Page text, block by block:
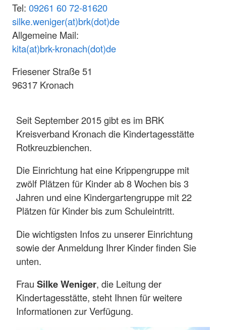
Tel: 09261 60 72-81620
silke.weniger(at)brk(dot)de
Allgemeine Mail:
kita(at)brk-kronach(dot)de
Friesener Straße 51
96317 Kronach
Seit September 2015 gibt es im BRK
Kreisverband Kronach die Kindertagesstätte
Rotkreuzbienchen.
Die Einrichtung hat eine Krippengruppe mit
zwölf Plätzen für Kinder ab 8 Wochen bis 3
Jahren und eine Kindergartengruppe mit 22
Plätzen für Kinder bis zum Schuleintritt.
Die wichtigsten Infos zu unserer Einrichtung
sowie der Anmeldung Ihrer Kinder finden Sie
unten.
Frau Silke Weniger, die Leitung der
Kindertagesstätte, steht Ihnen für weitere
Informationen zur Verfügung.